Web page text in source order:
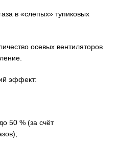
в «слепых» тупиковых
осевых вентиляторов
эффект:
50 % (за счёт